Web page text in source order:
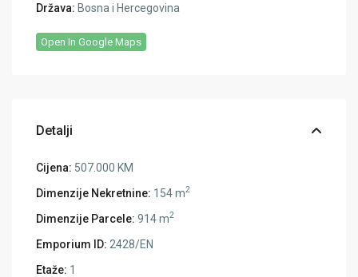
Država: Bosna i Hercegovina
Open In Google Maps
Detalji
Cijena: 507.000 KM
Dimenzije Nekretnine: 154 m2
Dimenzije Parcele: 914 m2
Emporium ID: 2428/EN
Etaže: 1